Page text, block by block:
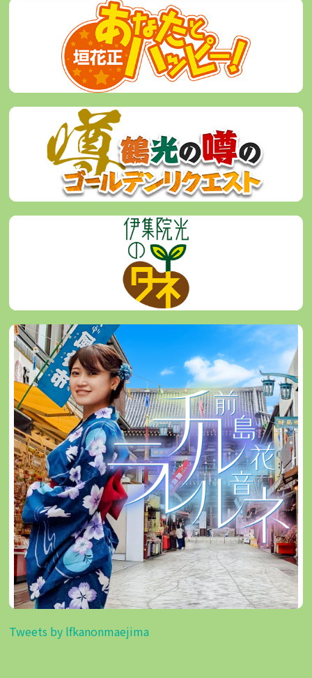
Tweets by lfkanonmaejima